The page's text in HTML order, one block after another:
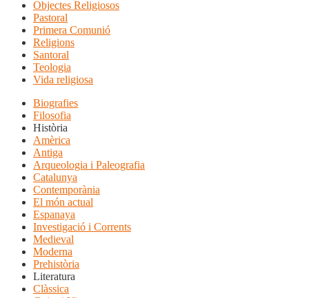
Objectes Religiosos
Pastoral
Primera Comunió
Religions
Santoral
Teologia
Vida religiosa
Biografies
Filosofia
Història
Amèrica
Antiga
Arqueologia i Paleografia
Catalunya
Contemporània
El món actual
Espanaya
Investigació i Corrents
Medieval
Moderna
Prehistòria
Literatura
Clàssica